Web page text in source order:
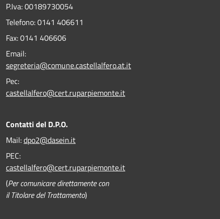
P.Iva: 00189730054
Telefono:0141 406611
Fax:0141 406606
Email:
segreteria@comune.castellalfero.at.it
Pec:
castellalfero@cert.ruparpiemonte.it
Contatti del D.P.O.
Mail:dpo2@dasein.it
PEC:
castellalfero@cert.ruparpiemonte.it
(Per comunicare direttamente con
il Titolare del Trattamento)